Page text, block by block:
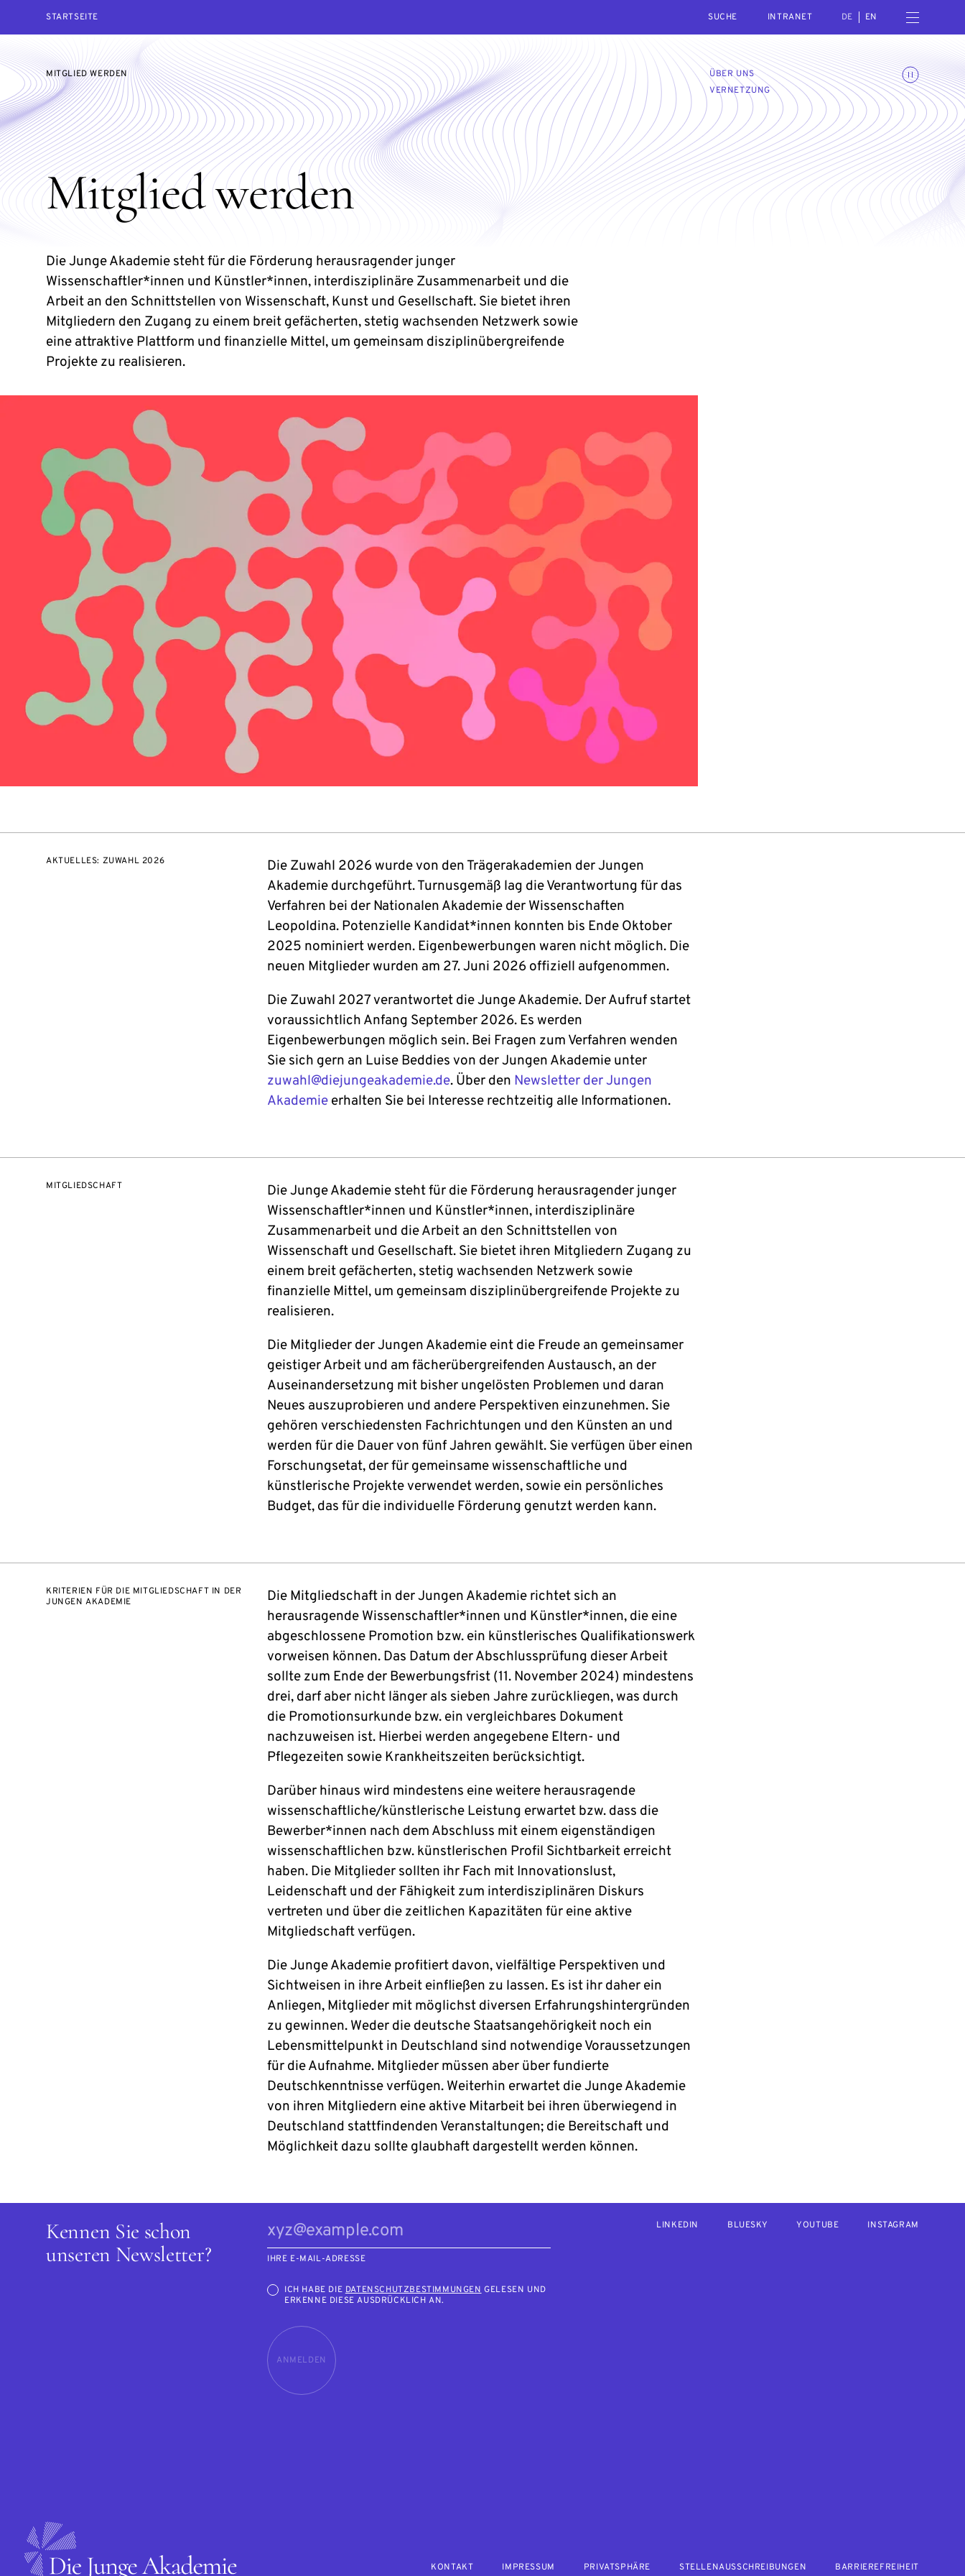
STARTSEITE
INTRANET
DE EN Menü öffnen
Animationen umschalten
MITGLIED WERDEN
ÜBER UNS
VERNETZUNG
Mitglied werden
Die Junge Akademie steht für die Förderung herausragender junger
Wissenschaftler*innen und Künstler*innen, interdisziplinäre Zusammenarbeit und die
Arbeit an den Schnittstellen von Wissenschaft, Kunst und Gesellschaft. Sie bietet ihren
Mitgliedern den Zugang zu einem breit gefächerten, stetig wachsenden Netzwerk sowie
eine attraktive Plattform und finanzielle Mittel, um gemeinsam disziplinübergreifende
Projekte zu realisieren.
AKTUELLES: ZUWAHL 2026
Die Zuwahl 2026 wurde von den Trägerakademien der Jungen
Akademie durchgeführt. Turnusgemäß lag die Verantwortung für das
Verfahren bei der Nationalen Akademie der Wissenschaften
Leopoldina. Potenzielle Kandidat*innen konnten bis Ende Oktober
2025 nominiert werden. Eigenbewerbungen waren nicht möglich. Die
neuen Mitglieder wurden am 27. Juni 2026 offiziell aufgenommen.
Die Zuwahl 2027 verantwortet die Junge Akademie. Der Aufruf startet
voraussichtlich Anfang September 2026. Es werden
Eigenbewerbungen möglich sein. Bei Fragen zum Verfahren wenden
Sie sich gern an Luise Beddies von der Jungen Akademie unter
zuwahl@diejungeakademie.de. Über den Newsletter der Jungen
Akademieerhalten Sie bei Interesse rechtzeitig alle Informationen.
MITGLIEDSCHAFT
Die Junge Akademie steht für die Förderung herausragender junger
Wissenschaftler*innen und Künstler*innen, interdisziplinäre
Zusammenarbeit und die Arbeit an den Schnittstellen von
Wissenschaft und Gesellschaft. Sie bietet ihren Mitgliedern Zugang zu
einem breit gefächerten, stetig wachsenden Netzwerk sowie
finanzielle Mittel, um gemeinsam disziplinübergreifende Projekte zu
realisieren.
Die Mitglieder der Jungen Akademie eint die Freude an gemeinsamer
geistiger Arbeit und am fächerübergreifenden Austausch, an der
Auseinandersetzung mit bisher ungelösten Problemen und daran
Neues auszuprobieren und andere Perspektiven einzunehmen. Sie
gehören verschiedensten Fachrichtungen und den Künsten an und
werden für die Dauer von fünf Jahren gewählt. Sie verfügen über einen
Forschungsetat, der für gemeinsame wissenschaftliche und
künstlerische Projekte verwendet werden, sowie ein persönliches
Budget, das für die individuelle Förderung genutzt werden kann.
KRITERIEN FÜR DIE MITGLIEDSCHAFT IN DER
JUNGEN AKADEMIE
Die Mitgliedschaft in der Jungen Akademie richtet sich an
herausragende Wissenschaftler*innen und Künstler*innen, die eine
abgeschlossene Promotion bzw. ein künstlerisches Qualifikationswerk
vorweisen können. Das Datum der Abschlussprüfung dieser Arbeit
sollte zum Ende der Bewerbungsfrist (11. November 2024) mindestens
drei, darf aber nicht länger als sieben Jahre zurückliegen, was durch
die Promotionsurkunde bzw. ein vergleichbares Dokument
nachzuweisen ist. Hierbei werden angegebene Eltern- und
Pflegezeiten sowie Krankheitszeiten berücksichtigt.
Darüber hinaus wird mindestens eine weitere herausragende
wissenschaftliche/künstlerische Leistung erwartet bzw. dass die
Bewerber*innen nach dem Abschluss mit einem eigenständigen
wissenschaftlichen bzw. künstlerischen Profil Sichtbarkeit erreicht
haben. Die Mitglieder sollten ihr Fach mit Innovationslust,
Leidenschaft und der Fähigkeit zum interdisziplinären Diskurs
vertreten und über die zeitlichen Kapazitäten für eine aktive
Mitgliedschaft verfügen.
Die Junge Akademie profitiert davon, vielfältige Perspektiven und
Sichtweisen in ihre Arbeit einfließen zu lassen. Es ist ihr daher ein
Anliegen, Mitglieder mit möglichst diversen Erfahrungshintergründen
zu gewinnen. Weder die deutsche Staatsangehörigkeit noch ein
Lebensmittelpunkt in Deutschland sind notwendige Voraussetzungen
für die Aufnahme. Mitglieder müssen aber über fundierte
Deutschkenntnisse verfügen. Weiterhin erwartet die Junge Akademie
von ihren Mitgliedern eine aktive Mitarbeit bei ihren überwiegend in
Deutschland stattfindenden Veranstaltungen; die Bereitschaft und
Möglichkeit dazu sollte glaubhaft dargestellt werden können.
Kennen Sie schon
unseren Newsletter?
IHRE E-MAIL-ADRESSE
ICH HABE DIE DATENSCHUTZBESTIMMUNGEN GELESEN UND
ERKENNE DIESE AUSDRÜCKLICH AN.
ANMELDEN
LINKEDIN BLUESKY YOUTUBE INSTAGRAM
KONTAKT IMPRESSUM PRIVATSPHÄRE STELLENAUSSCHREIBUNGEN BARRIEREFREIHEIT